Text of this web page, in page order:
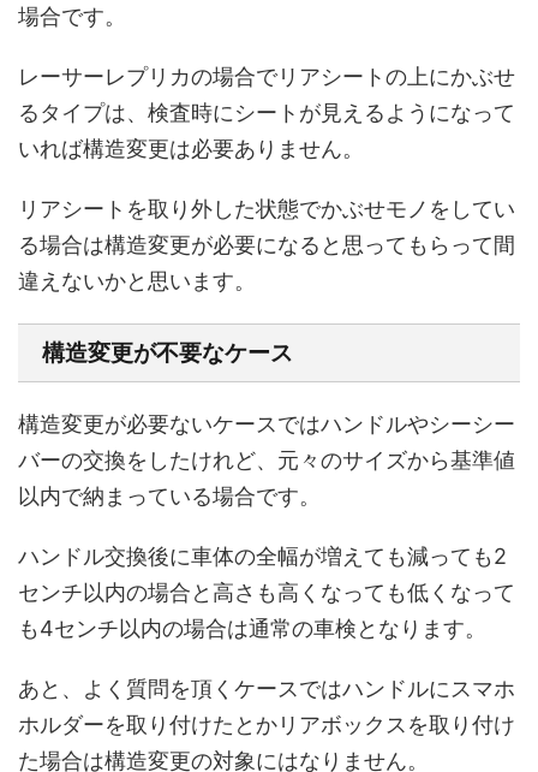
場合です。
レーサーレプリカの場合でリアシートの上にかぶせ
るタイプは、検査時にシートが見えるようになって
いれば構造変更は必要ありません。
リアシートを取り外した状態でかぶせモノをしてい
る場合は構造変更が必要になると思ってもらって間
違えないかと思います。
構造変更が不要なケース
構造変更が必要ないケースではハンドルやシーシー
バーの交換をしたけれど、元々のサイズから基準値
以内で納まっている場合です。
ハンドル交換後に車体の全幅が増えても減っても2
センチ以内の場合と高さも高くなっても低くなって
も4センチ以内の場合は通常の車検となります。
あと、よく質問を頂くケースではハンドルにスマホ
ホルダーを取り付けたとかリアボックスを取り付け
た場合は構造変更の対象にはなりません。